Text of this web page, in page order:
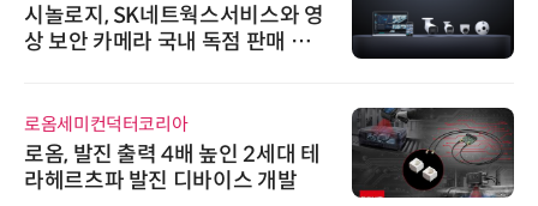
시놀로지, SK네트웍스서비스와 영
상 보안 카메라 국내 독점 판매 파
로옴세미컨덕터코리아
로옴, 발진 출력 4배 높인 2세대 테
라헤르츠파 발진 디바이스 개발